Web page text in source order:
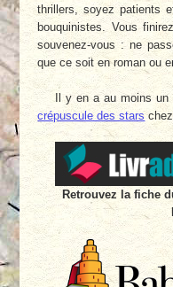
thrillers, soyez patients
bouquinistes. Vous
souvenez-vous : ne
que ce soit en roman ou
Il y en a au moins
crépuscule des stars
Retrouvez la fiche